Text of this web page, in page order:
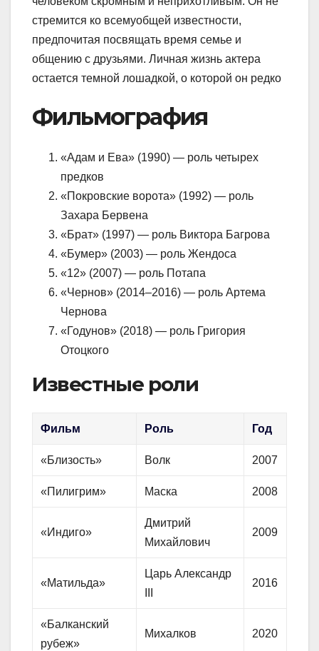
стремится ко всемуобщей известности,
предпочитая посвящать время семье и
общению с друзьями. Личная жизнь актера
остается темной лошадкой, о которой он редко
Фильмография
«Адам и Ева» (1990) — роль четырех
предков
«Покровские ворота» (1992) — роль
Захара Бервена
«Брат» (1997) — роль Виктора Багрова
«Бумер» (2003) — роль Жендоса
«12» (2007) — роль Потапа
«Чернов» (2014–2016) — роль Артема
Чернова
«Годунов» (2018) — роль Григория
Отоцкого
Известные роли
Фильм Роль Год
«Близость» Волк 2007
«Пилигрим» Маска 2008
«Индиго»
Дмитрий
Михайлович
2009
«Матильда»
Царь Александр
2016
«Балканский
рубеж»
Михалков 2020